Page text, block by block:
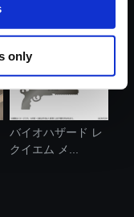
only
バイオハザード レ
クイエム メ...